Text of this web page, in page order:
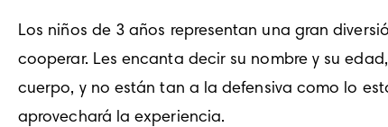
Los niños de 3 años representan una gran
cooperar. Les encanta decir su nombre y su
cuerpo, y no están tan a la defensiva como lo
aprovechará la experiencia.